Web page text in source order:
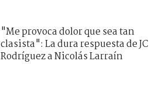
"Me provoca dolor que sea tan
clasista": La dura respuesta de JC
Rodríguez a Nicolás Larraín